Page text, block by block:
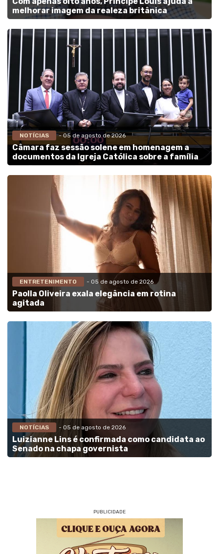
melhorar imagem da realeza britânica
NOTÍCIAS - 05 de agosto de 2026
Câmara faz sessão solene em homenagem a
documentos da Igreja Católica sobre a família
ENTRETENIMENTO - 05 de agosto de 2026
Paolla Oliveira exala elegância em rotina
agitada
NOTÍCIAS - 05 de agosto de 2026
Luizianne Lins é confirmada como candidata ao
Senado na chapa governista
PUBLICIDADE